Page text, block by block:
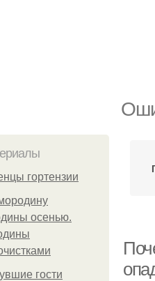
гортензии
осенью.
гости